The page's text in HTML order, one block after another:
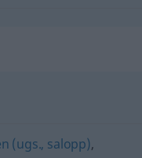
(ugs., salopp),